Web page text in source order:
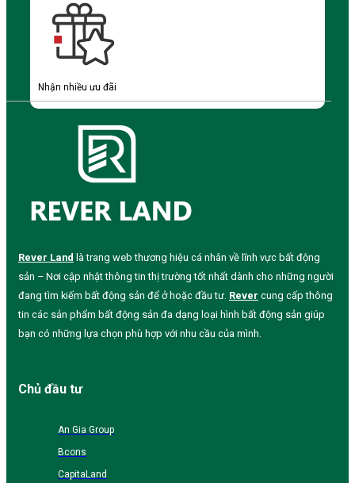
Nhận nhiều ưu đãi
Rever Land là trang web thương hiệu cá nhân về lĩnh vực bất động
sản – Nơi cập nhật thông tin thị trường tốt nhất dành cho những người
đang tìm kiếm bất động sản để ở hoặc đầu tư. Rever cung cấp thông
tin các sản phẩm bất động sản đa dạng loại hình bất động sản giúp
bạn có những lựa chọn phù hợp với nhu cầu của mình.
Chủ đầu tư
An Gia Group
Bcons
CapitaLand